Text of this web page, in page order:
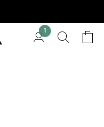
1